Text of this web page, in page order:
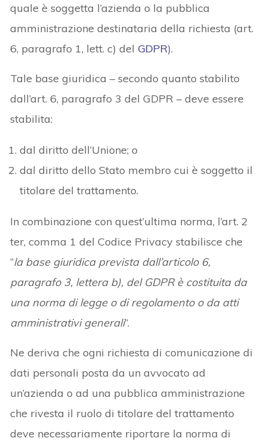
quale è soggetta l’azienda o la pubblica
amministrazione destinataria della richiesta (art.
6, paragrafo 1, lett. c) del GDPR).
Tale base giuridica – secondo quanto stabilito
dall’art. 6, paragrafo 3 del GDPR – deve essere
stabilita:
dal diritto dell’Unione; o
dal diritto dello Stato membro cui è soggetto il
titolare del trattamento.
In combinazione con quest’ultima norma, l’art. 2
ter, comma 1 del Codice Privacy stabilisce che
“la base giuridica prevista dall’articolo 6,
paragrafo 3, lettera b), del GDPR è costituita da
una norma di legge o di regolamento o da atti
amministrativi generali”.
Ne deriva che ogni richiesta di comunicazione di
dati personali posta da un avvocato ad
un’azienda o ad una pubblica amministrazione
che rivesta il ruolo di titolare del trattamento
deve necessariamente riportare la norma di